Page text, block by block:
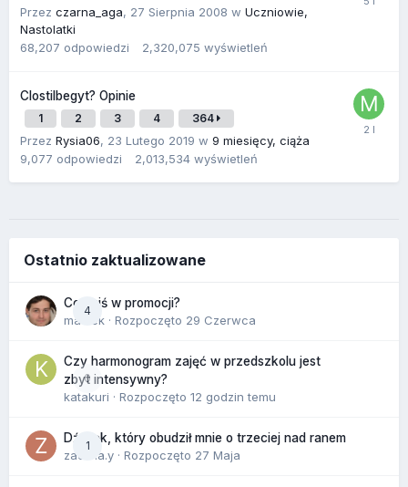
Przez czarna_aga, 27 Sierpnia 2008 w Uczniowie,
Nastolatki
68,207 odpowiedzi 2,320,075 wyświetleń
Clostilbegyt? Opinie
1 2 3 4 364
Przez Rysia06, 23 Lutego 2019 w 9 miesięcy, ciąża
9,077 odpowiedzi 2,013,534 wyświetleń
Ostatnio zaktualizowane
4
Co dziś w promocji?
maciek · Rozpoczęto 29 Czerwca
0
Czy harmonogram zajęć w przedszkolu jest
zbyt intensywny?
katakuri · Rozpoczęto 12 godzin temu
1
Dźwięk, który obudził mnie o trzeciej nad ranem
zackr.a.y · Rozpoczęto 27 Maja